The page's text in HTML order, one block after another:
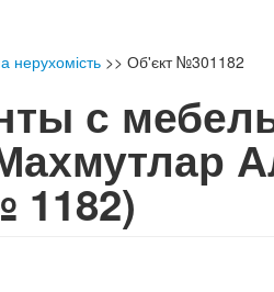
нерухомість >> Об'єкт №301182
с
1182)